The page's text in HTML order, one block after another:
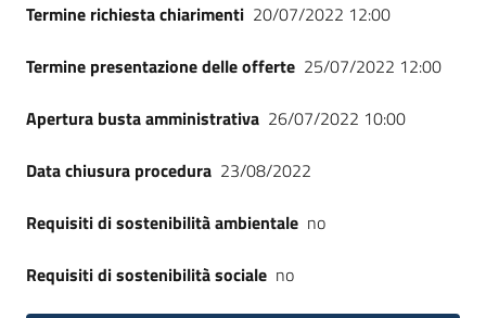
Termine richiesta chiarimenti 20/07/2022 12:00
Termine presentazione delle offerte 25/07/2022 12:00
Apertura busta amministrativa 26/07/2022 10:00
Data chiusura procedura 23/08/2022
Requisiti di sostenibilità ambientale no
Requisiti di sostenibilità sociale no